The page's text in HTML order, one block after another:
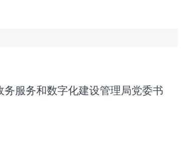
服务和数字化建设管理局党委书